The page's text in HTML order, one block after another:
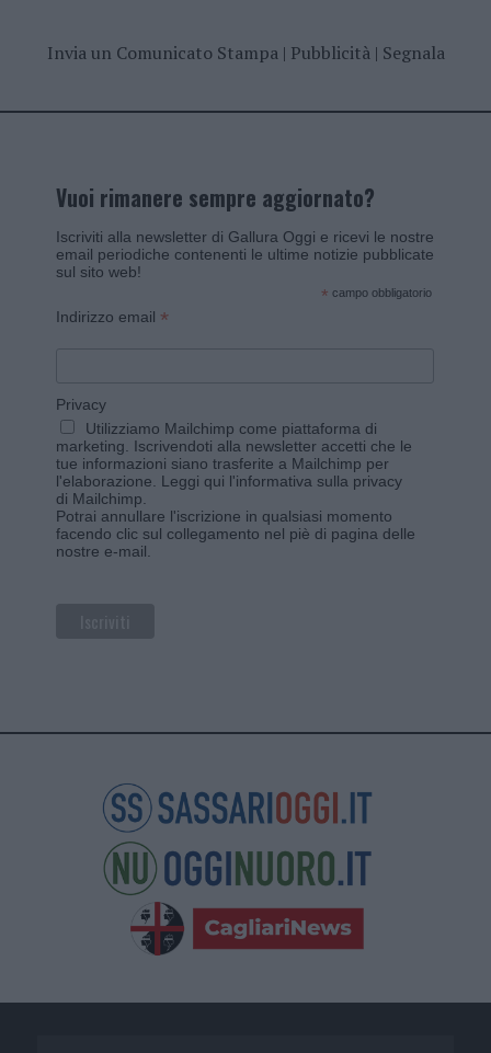
Invia un Comunicato Stampa| Pubblicità| Segnala
Vuoi rimanere sempre aggiornato?
Iscriviti alla newsletter di Gallura Oggi e ricevi le nostre
email periodiche contenenti le ultime notizie pubblicate
sul sito web!
* campo obbligatorio
Indirizzo email *
Privacy
Utilizziamo Mailchimp come piattaforma di
marketing. Iscrivendoti alla newsletter accetti che le
tue informazioni siano trasferite a Mailchimp per
l'elaborazione. Leggi qui l'informativa sulla privacy
di Mailchimp
Potrai annullare l'iscrizione in qualsiasi momento
facendo clic sul collegamento nel piè di pagina delle
nostre e-mail.